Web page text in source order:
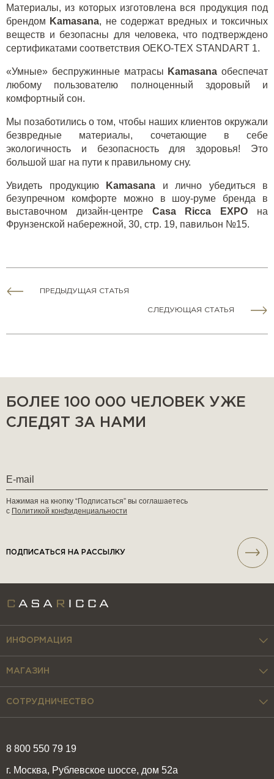
Материалы, из которых изготовлена вся продукция под
брендом Kamasana, не содержат вредных и токсичных
веществ и безопасны для человека, что подтверждено
сертификатами соответствия OEKO-TEX STANDART 1.
«Умные» беспружинные матрасы Kamasana обеспечат
любому пользователю полноценный здоровый и
комфортный сон.
Мы позаботились о том, чтобы наших клиентов окружали
безвредные материалы, сочетающие в себе
экологичность и безопасность для здоровья! Это
большой шаг на пути к правильному сну.
Увидеть продукцию Kamasana
и лично убедиться в
безупречном комфорте можно в шоу-руме бренда в
выставочном дизайн-центре Casa Ricca EXPO
на
Фрунзенской набережной, 30, стр. 19, павильон №15.
ПРЕДЫДУЩАЯ СТАТЬЯ
СЛЕДУЮЩАЯ СТАТЬЯ
БОЛЕЕ 100 000 ЧЕЛОВЕК УЖЕ
СЛЕДЯТ ЗА НАМИ
Нажимая на кнопку “Подписаться” вы соглашаетесь
с Политикой конфиденциальности
ПОДПИСАТЬСЯ НА РАССЫЛКУ
8 800 550 79 19
г. Москва, Рублевское шоссе, дом 52а
ИНФОРМАЦИЯ
МАГАЗИН
СОТРУДНИЧЕСТВО